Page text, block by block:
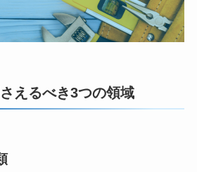
えるべき3つの領域